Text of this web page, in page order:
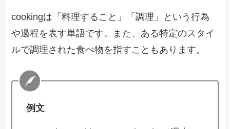
cookingは「料理すること」「調理」という行為
や過程を表す単語です。また、ある特定のスタイ
ルで調理された食べ物を指すこともあります。
例文